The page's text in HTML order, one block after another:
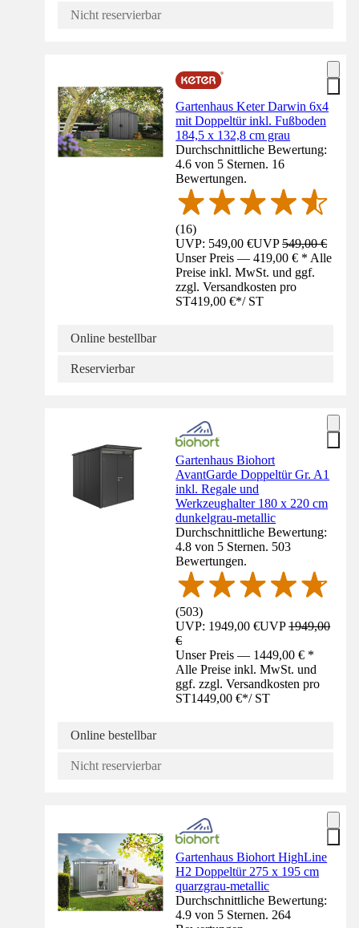
Nicht reservierbar
Gartenhaus Keter Darwin 6x4
mit Doppeltür inkl. Fußboden
184,5 x 132,8 cm grau
Durchschnittliche Bewertung:
4.6 von 5 Sternen. 16
Bewertungen.
(16)
UVP: 549,00 €UVP549,00 €
Unser Preis — 419,00 € * Alle
Preise inkl. MwSt. und ggf.
zzgl. Versandkosten pro
ST419,00 €*/ ST
Online bestellbar
Reservierbar
Gartenhaus Biohort
AvantGarde Doppeltür Gr. A1
inkl. Regale und
Werkzeughalter 180 x 220 cm
dunkelgrau-metallic
Durchschnittliche Bewertung:
4.8 von 5 Sternen. 503
Bewertungen.
(503)
UVP: 1949,00 €UVP1949,00
€
Unser Preis — 1449,00 € *
Alle Preise inkl. MwSt. und
ggf. zzgl. Versandkosten pro
ST1449,00 €*/ ST
Online bestellbar
Nicht reservierbar
Gartenhaus Biohort HighLine
H2 Doppeltür 275 x 195 cm
quarzgrau-metallic
Durchschnittliche Bewertung:
4.9 von 5 Sternen. 264